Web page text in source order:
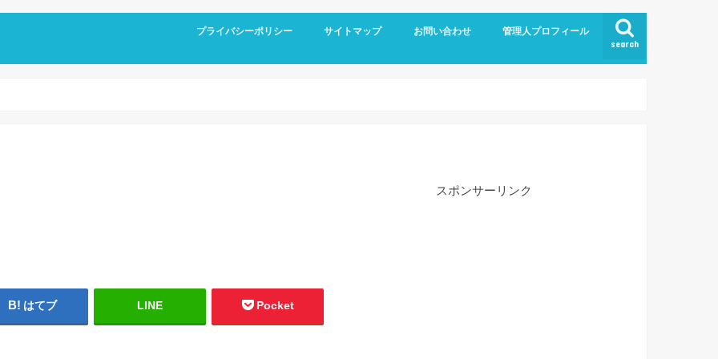
search
プライバシーポリシー サイトマップ お問い合わせ 管理人プロフィール
はてブ LINE Pocket
スポンサーリンク